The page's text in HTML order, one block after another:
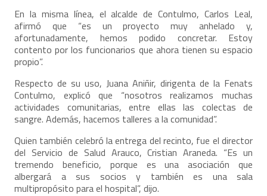
En la misma línea, el alcalde de Contulmo, Carlos Leal,
afirmó que “es un proyecto muy anhelado y,
afortunadamente, hemos podido concretar. Estoy
contento por los funcionarios que ahora tienen su espacio
propio”.
Respecto de su uso, Juana Aniñir, dirigenta de la Fenats
Contulmo, explicó que “nosotros realizamos muchas
actividades comunitarias, entre ellas las colectas de
sangre. Además, hacemos talleres a la comunidad”.
Quien también celebró la entrega del recinto, fue el director
del Servicio de Salud Arauco, Cristian Araneda. “Es un
tremendo beneficio, porque es una asociación que
albergará a sus socios y también es una sala
multipropósito para el hospital”, dijo.